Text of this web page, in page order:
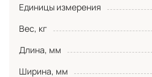
Единицы измерения
Вес, кг
Длина, мм
Ширина, мм